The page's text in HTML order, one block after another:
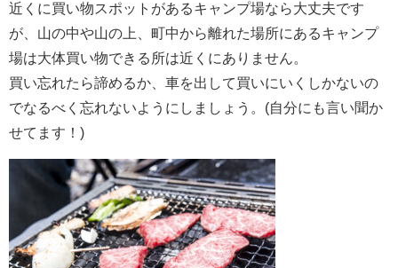
近くに買い物スポットがあるキャンプ場なら大丈夫です
が、山の中や山の上、町中から離れた場所にあるキャンプ
場は大体買い物できる所は近くにありません。
買い忘れたら諦めるか、車を出して買いにいくしかないの
でなるべく忘れないようにしましょう。(自分にも言い聞か
せてます！)